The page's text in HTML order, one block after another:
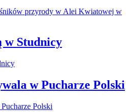
w Studnicy
w Pucharze Polski